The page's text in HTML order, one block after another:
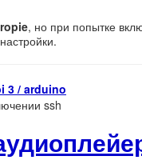
, но при попытке
3 / arduino
ssh